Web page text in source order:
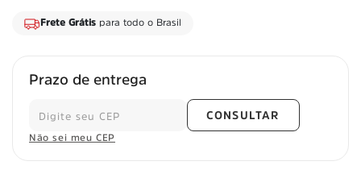
Frete Grátis para todo o Brasil
Prazo de entrega
CONSULTAR
Não sei meu CEP